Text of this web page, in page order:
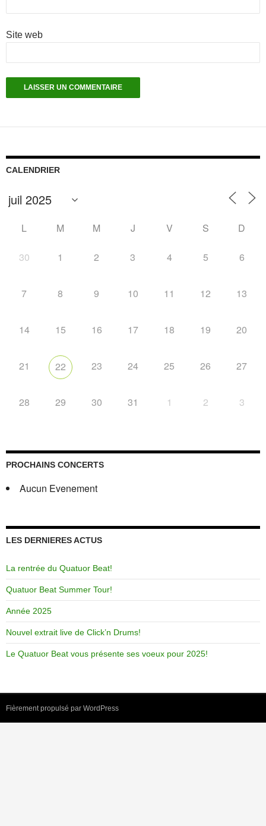
Site web
CALENDRIER
L M M J V S D
30 1 2 3 4 5 6
7 8 9 10 11 12 13
14 15 16 17 18 19 20
21 22 23 24 25 26 27
28 29 30 31 1 2 3
PROCHAINS CONCERTS
Aucun Evenement
LES DERNIERES ACTUS
La rentrée du Quatuor Beat!
Quatuor Beat Summer Tour!
Année 2025
Nouvel extrait live de Click’n Drums!
Le Quatuor Beat vous présente ses voeux pour 2025!
Fièrement propulsé par WordPress